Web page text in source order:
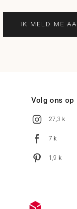
IK MELD ME
Volg ons op
27,3 k
7 k
1,9 k